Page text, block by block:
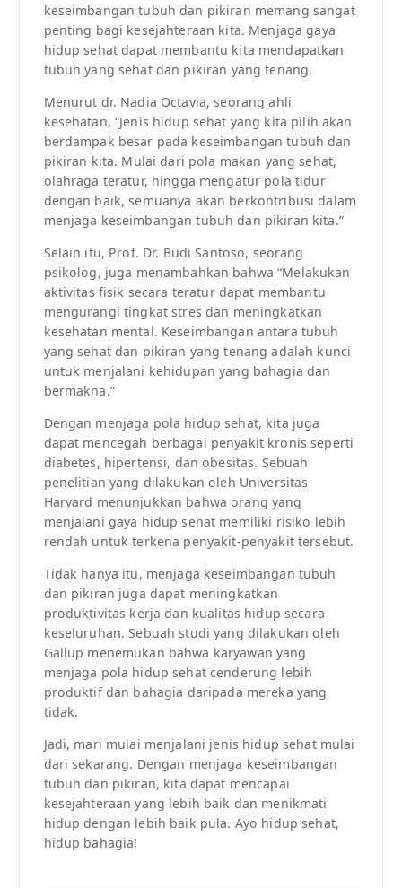
keseimbangan tubuh dan pikiran memang sangat
penting bagi kesejahteraan kita. Menjaga gaya
hidup sehat dapat membantu kita mendapatkan
tubuh yang sehat dan pikiran yang tenang.
Menurut dr. Nadia Octavia, seorang ahli
kesehatan, “Jenis hidup sehat yang kita pilih akan
berdampak besar pada keseimbangan tubuh dan
pikiran kita. Mulai dari pola makan yang sehat,
olahraga teratur, hingga mengatur pola tidur
dengan baik, semuanya akan berkontribusi dalam
menjaga keseimbangan tubuh dan pikiran kita.”
Selain itu, Prof. Dr. Budi Santoso, seorang
psikolog, juga menambahkan bahwa “Melakukan
aktivitas fisik secara teratur dapat membantu
mengurangi tingkat stres dan meningkatkan
kesehatan mental. Keseimbangan antara tubuh
yang sehat dan pikiran yang tenang adalah kunci
untuk menjalani kehidupan yang bahagia dan
bermakna.”
Dengan menjaga pola hidup sehat, kita juga
dapat mencegah berbagai penyakit kronis seperti
diabetes, hipertensi, dan obesitas. Sebuah
penelitian yang dilakukan oleh Universitas
Harvard menunjukkan bahwa orang yang
menjalani gaya hidup sehat memiliki risiko lebih
rendah untuk terkena penyakit-penyakit tersebut.
Tidak hanya itu, menjaga keseimbangan tubuh
dan pikiran juga dapat meningkatkan
produktivitas kerja dan kualitas hidup secara
keseluruhan. Sebuah studi yang dilakukan oleh
Gallup menemukan bahwa karyawan yang
menjaga pola hidup sehat cenderung lebih
produktif dan bahagia daripada mereka yang
tidak.
Jadi, mari mulai menjalani jenis hidup sehat mulai
dari sekarang. Dengan menjaga keseimbangan
tubuh dan pikiran, kita dapat mencapai
kesejahteraan yang lebih baik dan menikmati
hidup dengan lebih baik pula. Ayo hidup sehat,
hidup bahagia!